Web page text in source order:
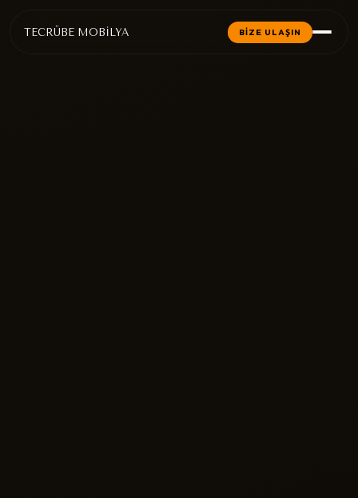
TECRÜBE MOBİLYA BİZE ULAŞIN